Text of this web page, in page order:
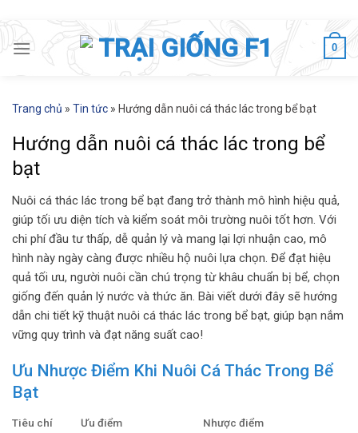
content
0
Trang chủ » Tin tức » Hướng dẫn nuôi cá thác lác trong bể bạt
Hướng dẫn nuôi cá thác lác trong bể
bạt
Nuôi cá thác lác trong bể bạt đang trở thành mô hình hiệu quả,
giúp tối ưu diện tích và kiểm soát môi trường nuôi tốt hơn. Với
chi phí đầu tư thấp, dễ quản lý và mang lại lợi nhuận cao, mô
hình này ngày càng được nhiều hộ nuôi lựa chọn. Để đạt hiệu
quả tối ưu, người nuôi cần chú trọng từ khâu chuẩn bị bể, chọn
giống đến quản lý nước và thức ăn. Bài viết dưới đây sẽ hướng
dẫn chi tiết kỹ thuật nuôi cá thác lác trong bể bạt, giúp bạn nắm
vững quy trình và đạt năng suất cao!
Ưu Nhược Điểm Khi Nuôi Cá Thác Trong Bể
Bạt
Tiêu chí Ưu điểm Nhược điểm